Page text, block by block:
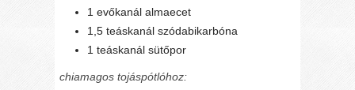
1 evőkanál almaecet
1,5 teáskanál szódabikarbóna
1 teáskanál sütőpor
chiamagos tojáspótlóhoz: